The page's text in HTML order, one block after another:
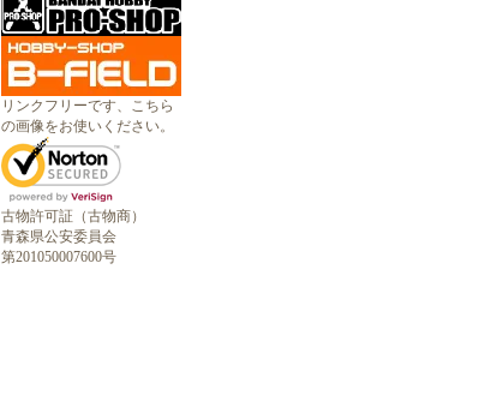
リンクフリーです、こちら
の画像をお使いください。
古物許可証（古物商）
青森県公安委員会
第201050007600号